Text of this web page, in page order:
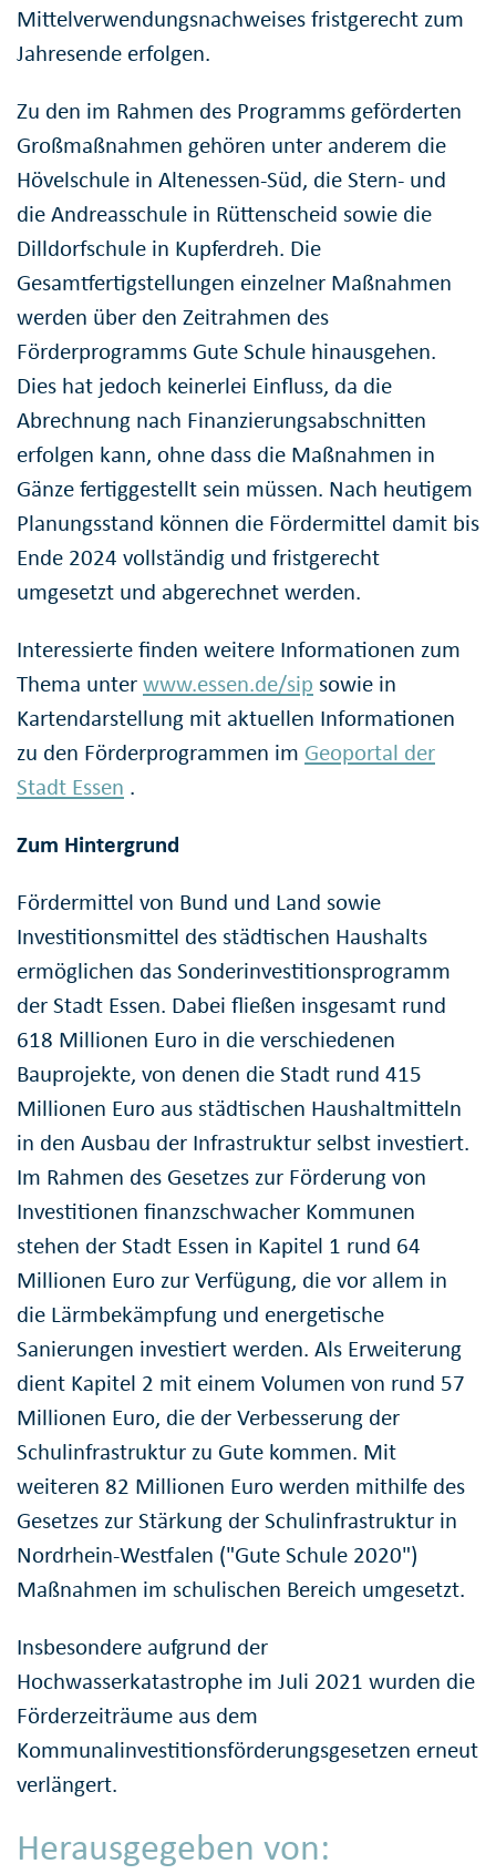
Mittelverwendungsnachweises fristgerecht zum
Jahresende erfolgen.
Zu den im Rahmen des Programms geförderten
Großmaßnahmen gehören unter anderem die
Hövelschule in Altenessen-Süd, die Stern- und
die Andreasschule in Rüttenscheid sowie die
Dilldorfschule in Kupferdreh. Die
Gesamtfertigstellungen einzelner Maßnahmen
werden über den Zeitrahmen des
Förderprogramms Gute Schule hinausgehen.
Dies hat jedoch keinerlei Einfluss, da die
Abrechnung nach Finanzierungsabschnitten
erfolgen kann, ohne dass die Maßnahmen in
Gänze fertiggestellt sein müssen. Nach heutigem
Planungsstand können die Fördermittel damit bis
Ende 2024 vollständig und fristgerecht
umgesetzt und abgerechnet werden.
Interessierte finden weitere Informationen zum
Thema unterwww.essen.de/sip sowie in
Kartendarstellung mit aktuellen Informationen
zu den Förderprogrammen im Geoportal der
Stadt Essen .
Zum Hintergrund
Fördermittel von Bund und Land sowie
Investitionsmittel des städtischen Haushalts
ermöglichen das Sonderinvestitionsprogramm
der Stadt Essen. Dabei fließen insgesamt rund
618 Millionen Euro in die verschiedenen
Bauprojekte, von denen die Stadt rund 415
Millionen Euro aus städtischen Haushaltmitteln
in den Ausbau der Infrastruktur selbst investiert.
Im Rahmen des Gesetzes zur Förderung von
Investitionen finanzschwacher Kommunen
stehen der Stadt Essen in Kapitel 1 rund 64
Millionen Euro zur Verfügung, die vor allem in
die Lärmbekämpfung und energetische
Sanierungen investiert werden. Als Erweiterung
dient Kapitel 2 mit einem Volumen von rund 57
Millionen Euro, die der Verbesserung der
Schulinfrastruktur zu Gute kommen. Mit
weiteren 82 Millionen Euro werden mithilfe des
Gesetzes zur Stärkung der Schulinfrastruktur in
Nordrhein-Westfalen ("Gute Schule 2020")
Maßnahmen im schulischen Bereich umgesetzt.
Insbesondere aufgrund der
Hochwasserkatastrophe im Juli 2021 wurden die
Förderzeiträume aus dem
Kommunalinvestitionsförderungsgesetzen erneut
verlängert.
Herausgegeben von: